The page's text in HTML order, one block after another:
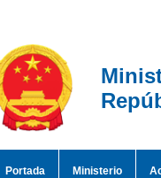
Portada Ministerio